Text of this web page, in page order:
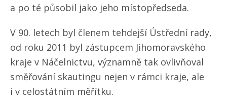
a po té působil jako jeho místopředseda.
V 90. letech byl členem tehdejší Ústřední rady,
od roku 2011 byl zástupcem Jihomoravského
kraje v Náčelnictvu, významně tak ovlivňoval
směřování skautingu nejen v rámci kraje, ale
i v celostátním měřítku.